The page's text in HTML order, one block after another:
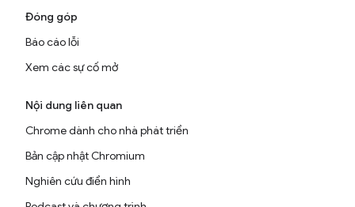
Đóng góp
Báo cáo lỗi
Xem các sự cố mở
Nội dung liên quan
Chrome dành cho nhà phát triển
Bản cập nhật Chromium
Nghiên cứu điển hình